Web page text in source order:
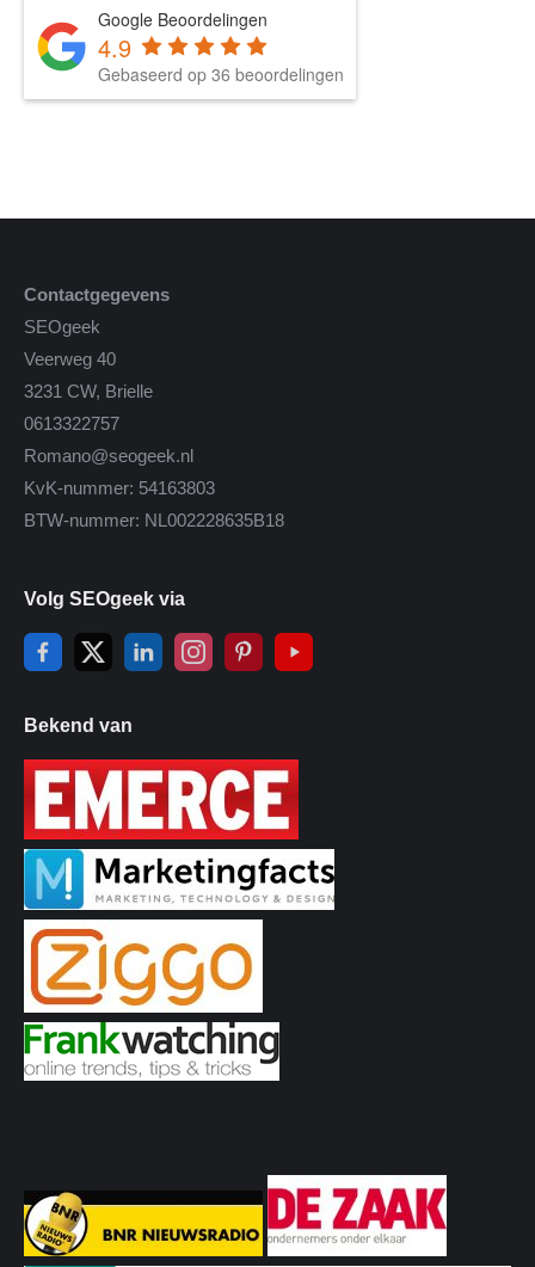
Google Beoordelingen
4.9
Gebaseerd op 36 beoordelingen
Contactgegevens
SEOgeek
Veerweg 40
3231 CW, Brielle
0613322757
Romano@seogeek.nl
KvK-nummer: 54163803
BTW-nummer: NL002228635B18
Volg SEOgeek via
Bekend van